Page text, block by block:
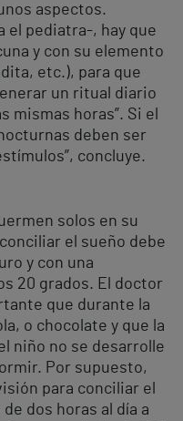
aspectos.
el pediatra-, hay que
y con su elemento
etc.), para que
un ritual diario
mismas horas”. Si el
deben ser
concluye.
solos en su
el sueño debe
y con una
20 grados. El doctor
que durante la
o chocolate y que la
niño no se desarrolle
Por supuesto,
para conciliar el
dos horas al día a